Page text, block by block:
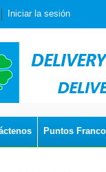
Iniciar la sesión
Puntos Franco